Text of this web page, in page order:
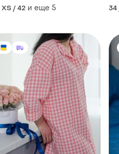
/ 42 и еще 5 34